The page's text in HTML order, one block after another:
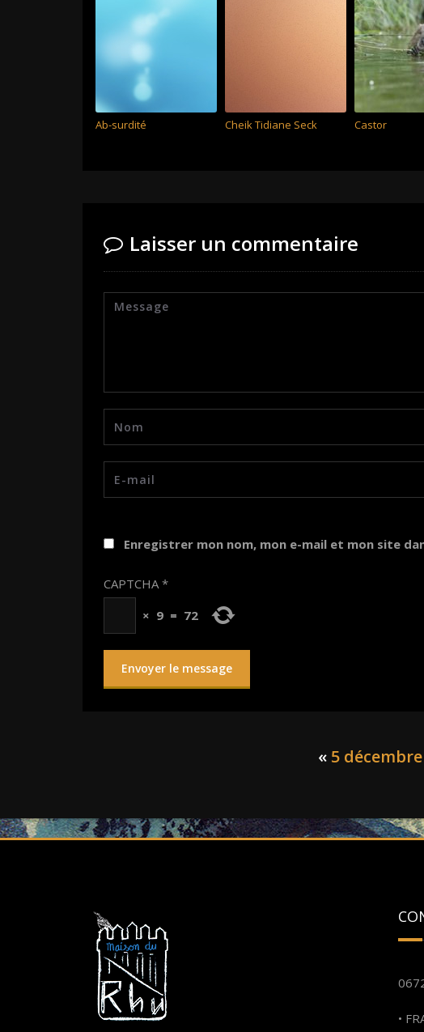
Ab-surdité Cheik Tidiane Seck Castor
Laisser un commentaire
Enregistrer mon nom, mon e-mail et mon site
CAPTCHA*
× 9 = 72
« 5
•